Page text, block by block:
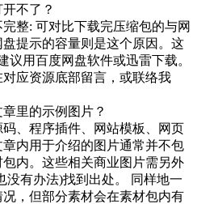
不了？
整: 可对比下载完压缩包的与网
提示的容量则是这个原因。这
议用百度网盘软件或迅雷下载。
应资源底部留言，或联络我
里的示例图片？
、程序插件、网站模板、网页
内用于介绍的图片通常并不包
内。这些相关商业图片需另外
没有办法)找到出处。 同样地一
，但部分素材会在素材包内有